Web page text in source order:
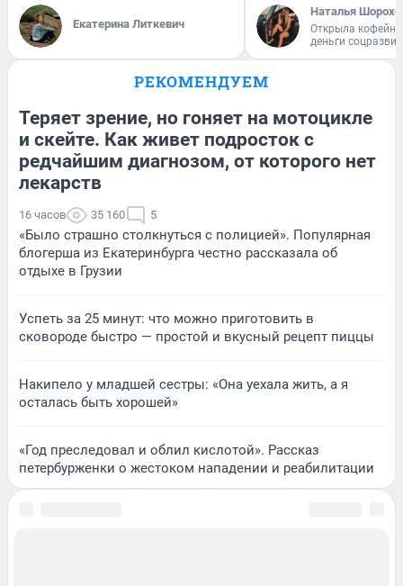
Екатерина Литкевич
Наталья
Открыла
деньги
РЕКОМЕНДУЕМ
Теряет зрение, но гоняет на мотоцикле
и скейте. Как живет подросток с
редчайшим диагнозом, от которого нет
лекарств
16 часов 35 160 5
«Было страшно столкнуться с полицией». Популярная
блогерша из Екатеринбурга честно рассказала об
отдыхе в Грузии
Успеть за 25 минут: что можно приготовить в
сковороде быстро — простой и вкусный рецепт пиццы
Накипело у младшей сестры: «Она уехала жить, а я
осталась быть хорошей»
«Год преследовал и облил кислотой». Рассказ
петербурженки о жестоком нападении и реабилитации